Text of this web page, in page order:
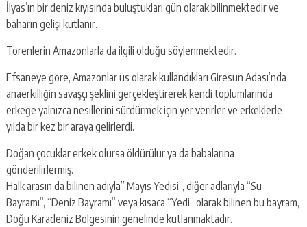
İlyas’ın bir deniz kıyısında buluştukları gün olarak bilinmektedir ve
baharın gelişi kutlanır.
Törenlerin Amazonlarla da ilgili olduğu söylenmektedir.
Efsaneye göre, Amazonlar üs olarak kullandıkları Giresun Adası’nda
anaerkilliğin savaşçı şeklini gerçekleştirerek kendi toplumlarında
erkeğe yalnızca nesillerini sürdürmek için yer verirler ve erkeklerle
yılda bir kez bir araya gelirlerdi.
Doğan çocuklar erkek olursa öldürülür ya da babalarına
gönderilirlermiş.
Halk arasın da bilinen adıyla’’ Mayıs Yedisi”, diğer adlarıyla “Su
Bayramı”, “Deniz Bayramı” veya kısaca “Yedi” olarak bilinen bu bayram,
Doğu Karadeniz Bölgesinin genelinde kutlanmaktadır.